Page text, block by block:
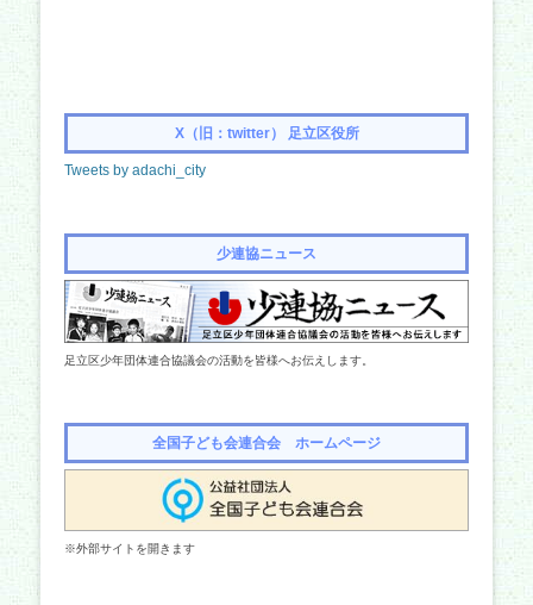
X（旧：twitter） 足立区役所
Tweets by adachi_city
少連協ニュース
足立区少年団体連合協議会の活動を皆様へお伝えします。
全国子ども会連合会 ホームページ
※外部サイトを開きます